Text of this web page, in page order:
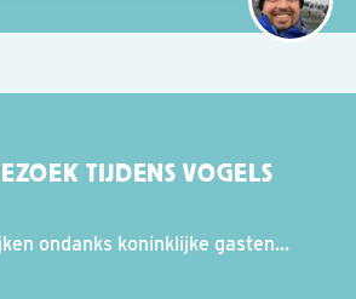
TIJDENS VOGELS
ondanks koninklijke gasten...